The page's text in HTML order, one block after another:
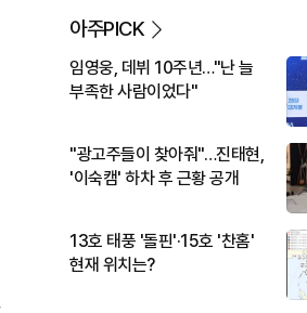
아주PICK
임영웅, 데뷔 10주년…"난 늘
부족한 사람이었다"
"광고주들이 찾아줘"…진태현,
'이숙캠' 하차 후 근황 공개
13호 태풍 '돌핀'·15호 '찬홈'
현재 위치는?